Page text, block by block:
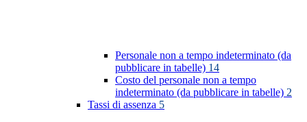
Personale non a tempo indeterminato (da
pubblicare in tabelle) 14
Costo del personale non a tempo
indeterminato (da pubblicare in tabelle) 2
Tassi di assenza 5